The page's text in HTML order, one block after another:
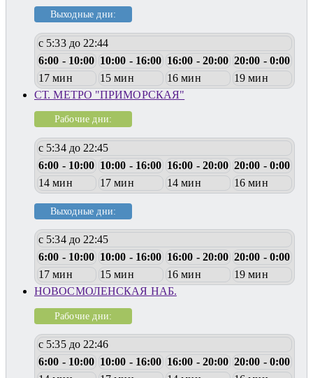
Выходные дни:
с 5:33 до 22:44
6:00 - 10:00 10:00 - 16:00 16:00 - 20:00 20:00 - 0:00
17 мин
15 мин 16 мин
19 мин
СТ. МЕТРО "ПРИМОРСКАЯ"
Рабочие дни:
с 5:34 до 22:45
6:00 - 10:00 10:00 - 16:00 16:00 - 20:00 20:00 - 0:00
14 мин
17 мин 14 мин 16 мин
Выходные дни:
с 5:34 до 22:45
6:00 - 10:00 10:00 - 16:00 16:00 - 20:00 20:00 - 0:00
17 мин
15 мин 16 мин
19 мин
НОВОСМОЛЕНСКАЯ НАБ.
Рабочие дни:
с 5:35 до 22:46
6:00 - 10:00 10:00 - 16:00 16:00 - 20:00 20:00 - 0:00